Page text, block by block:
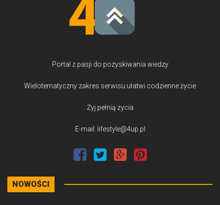
Portal z pasji do pozyskiwania wiedzy
Wielotematyczny zakres serwisu ułatwi codzienne życie
Żyj pełnią życia
E-mail: lifestyle@4up.pl
NOWOŚCI